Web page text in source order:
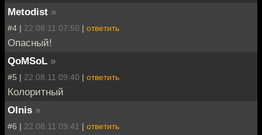
Metodist »
#4 | 22.08.11 07:50 | ответить
Опасный!
QoMSoL »
#5 | 22.08.11 09:40 | ответить
Колоритный
Olnis »
#6 | 22.08.11 09:41 | ответить